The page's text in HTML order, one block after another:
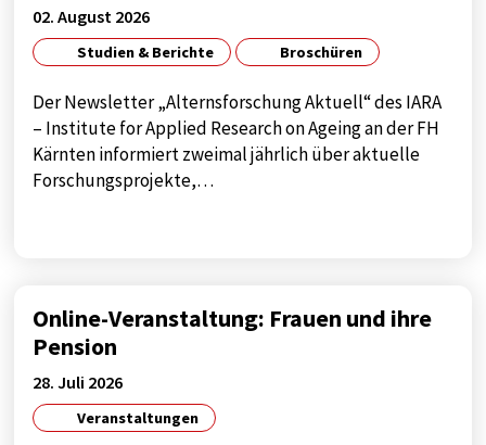
02. August 2026
Studien & Berichte Broschüren
Der Newsletter „Alternsforschung Aktuell“ des IARA
– Institute for Applied Research on Ageing an der FH
Kärnten informiert zweimal jährlich über aktuelle
Forschungsprojekte,…
Online-Veranstaltung: Frauen und ihre
Pension
28. Juli 2026
Veranstaltungen
Zweck:
tag manager
Cookie Laufzeit:
1 year
Externe Medien
google
Anbieter: